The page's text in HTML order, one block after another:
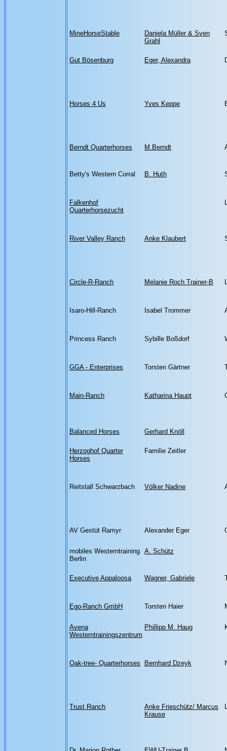
MineHorseStable
Daniela Müller & Sven
Grahl
Gut Bösenburg Eger, Alexandra
Horses 4 Us Yves Keppe
Berndt Quarterhorses M.Berndt
Betty's Western Corral B. Huth
Falkenhof
Quarterhorsezucht
River Valley Ranch Anke Klaubert
Circle-R-Ranch Melanie Roch Trainer-B
Isaro-Hill-Ranch Isabel Trommer
Princess Ranch Sybille Boßdorf
GGA - Enterprises Torsten Gärtner
Main-Ranch Katharina Haupt
Balanced Horses Gerhard Knöll
Herzoghof Quarter
Horses
Familie Zeitler
Reitstall Schwarzbach Völker Nadine
AV Gestüt Ramyr Alexander Eger
mobiles Westerntraining
Berlin
A. Schütz
Executive Appaloosa Wagner, Gabriele
Ego-Ranch GmbH Torsten Haier
Avena
Westerntrainingszentrum
Phillipp M. Haug
Oak-tree- Quarterhorses Bernhard Dzeyk
Trust Ranch
Anke Frieschütz/ Marcus
Krause